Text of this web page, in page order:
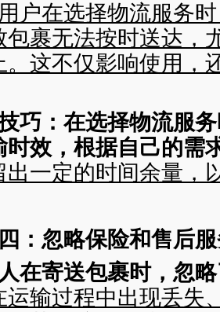
户在选择物流服务
包裹无法按时送达，
。这不仅影响使用，
巧： 在选择物流服
时效，根据自己的需
出一定的时间余量，
：忽略保险和售后
在寄送包裹时，忽
运输过程中出现丢失